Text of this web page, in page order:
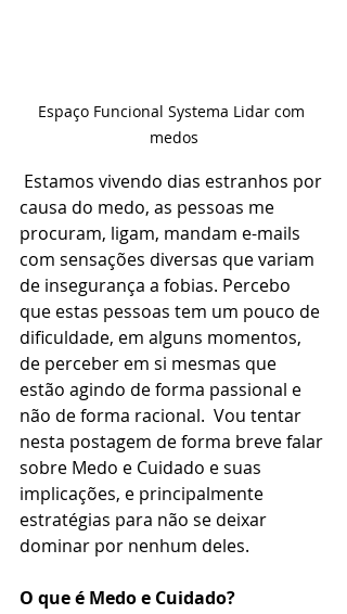
Espaço Funcional Systema Lidar com
medos
causa do medo, as pessoas me
procuram, ligam, mandam e-mails
com sensações diversas que variam
de insegurança a fobias. Percebo
que estas pessoas tem um pouco de
dificuldade, em alguns momentos,
de perceber em si mesmas que
estão agindo de forma passional e
não de forma racional.  Vou tentar
nesta postagem de forma breve falar
sobre Medo e Cuidado e suas
implicações, e principalmente
estratégias para não se deixar
dominar por nenhum deles.
O que é Medo e Cuidado?